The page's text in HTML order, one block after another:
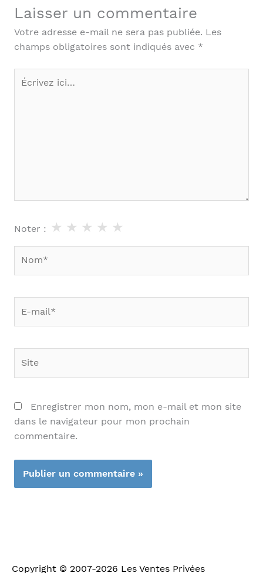
Laisser un commentaire
Votre adresse e-mail ne sera pas publiée. Les
champs obligatoires sont indiqués avec *
Écrivez
Noter : ★
★
★
★
★
mail*
Enregistrer mon nom, mon e-mail et mon site
dans le navigateur pour mon prochain
commentaire.
Copyright © 2007-2026 Les Ventes Privées